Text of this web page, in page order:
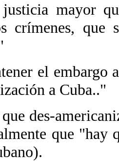
mayor
crímenes, que
el embargo
a Cuba.."
des-
que "hay